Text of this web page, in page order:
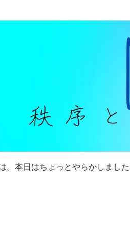
。本日はちょっとやらかしまし